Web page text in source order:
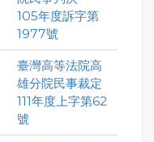
105年度訴字第
1977號
臺灣高等法院高
雄分院民事裁定
111年度上字第62
號